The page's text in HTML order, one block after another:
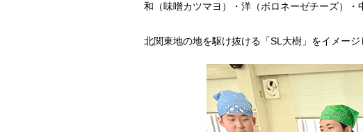
和（味噌カツマヨ）・洋（ボロネーゼチーズ）・
北関東地の地を駆け抜ける「SL大樹」をイメー